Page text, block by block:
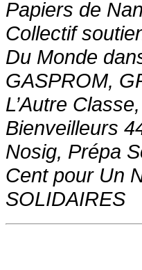
Papiers de
Collectif
Du Monde
GASPROM,
L’Autre
Bienveilleurs
Nosig, Prépa
Cent pour Un
SOLIDAIRES